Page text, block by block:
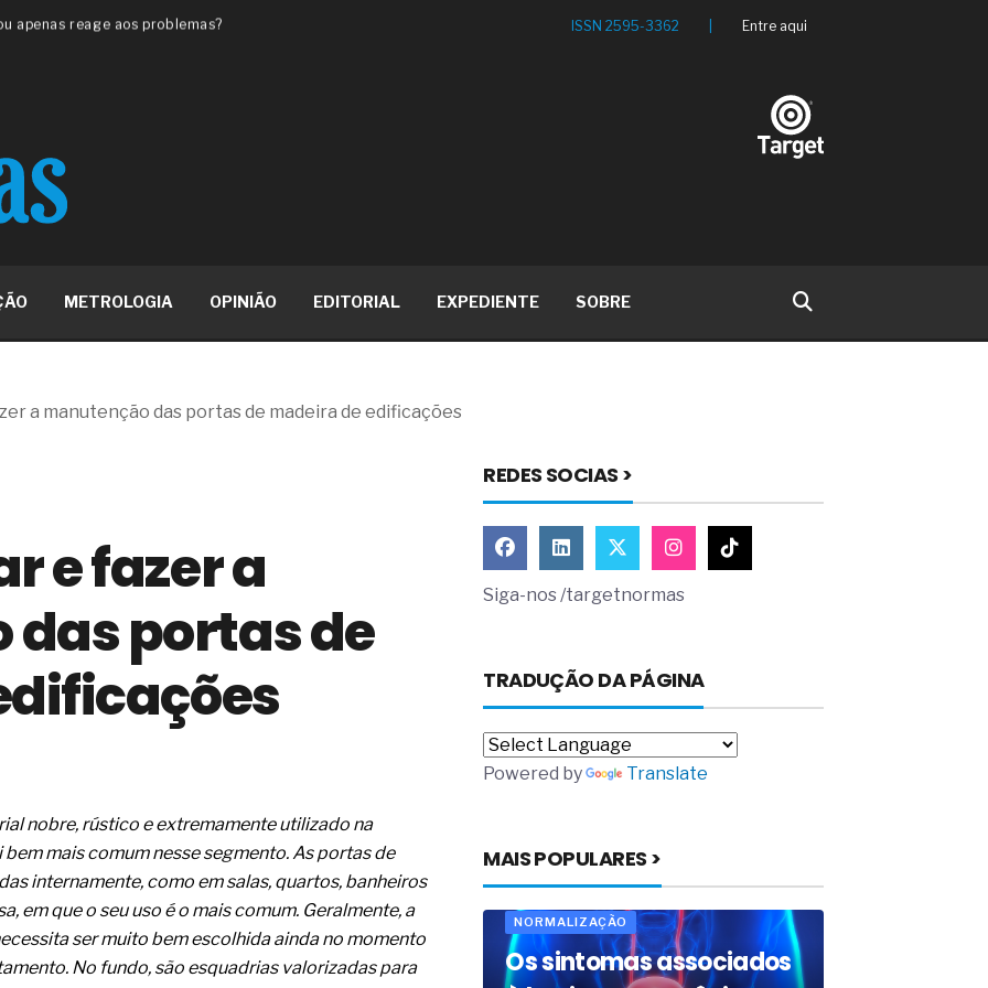
apenas reage aos problemas?
má-fé para tentar criar uma
ISO
metabólica
ânus
de ovário
da fadiga crônica
como estratégia
B2B e a venda complexa
dos fios, cabos e
com tipologia de giro para as
apenas reage aos problemas?
a frio in situ com emulsão
ânus
de ovário
cabelos ou calvície
o resultado positivo
em estruturas hidráulicas de
ISSN 2595-3362 Entre aqui
METROLOGIA OPINIÃO EDITORIAL EXPEDIENTE SOBRE
a manutenção das portas de madeira de edificações
e fazer a
portas de
nobre, rústico e extremamente utilizado na
mais comum nesse segmento. As portas de
internamente, como em salas, quartos, banheiros
em que o seu uso é o mais comum. Geralmente, a
ser muito bem escolhida ainda no momento
No fundo, são esquadrias valorizadas para
REDES SOCIAS >
Siga-nos /targetnormas
TRADUÇÃO DA PÁGINA
Powered by Translate
MAIS POPULARES >
NORMALIZAÇÃO
Os sintomas associados